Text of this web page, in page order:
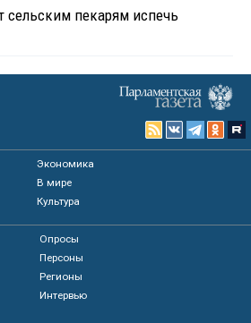
сельским пекарям испечь
Экономика
В мире
Культура
Опросы
Персоны
Регионы
Интервью